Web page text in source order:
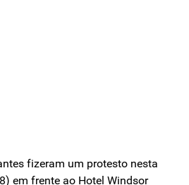
fizeram um protesto nesta
em frente ao Hotel Windsor